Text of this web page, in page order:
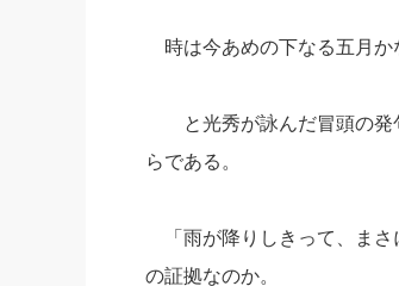
時は今あめの下なる五月か
と光秀が詠んだ冒頭の発
らである。
「雨が降りしきって、まさ
の証拠なのか。